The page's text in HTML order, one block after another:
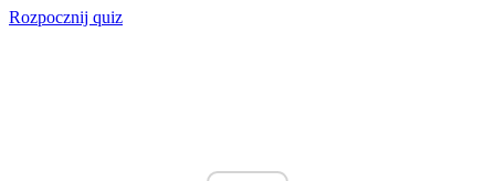
Rozpocznij quiz